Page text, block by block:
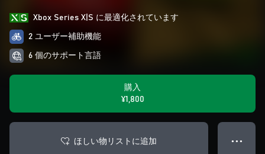
Xbox Series X|S に最適化されています
2 ユーザー補助機能
6 個のサポート言語
購入
¥1,800
ほしい物リストに追加 ● ● ●